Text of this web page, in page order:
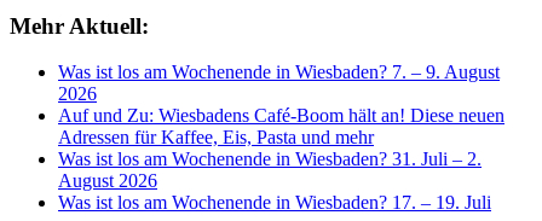
Mehr Aktuell:
Was ist los am Wochenende in Wiesbaden? 7. – 9. August
2026
Auf und Zu: Wiesbadens Café-Boom hält an! Diese neuen
Adressen für Kaffee, Eis, Pasta und mehr
Was ist los am Wochenende in Wiesbaden? 31. Juli – 2.
August 2026
Was ist los am Wochenende in Wiesbaden? 17. – 19. Juli